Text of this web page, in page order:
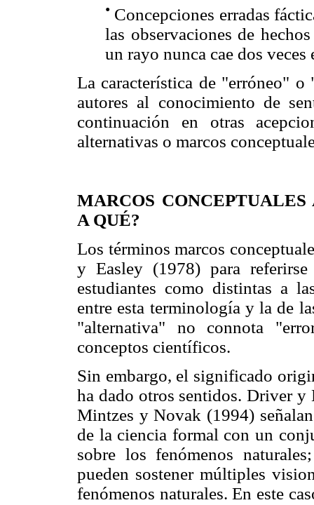
• Concepciones erradas
las observaciones de
un rayo nunca cae dos
La característica de "erróneo"
autores al conocimiento de
continuación en otras
alternativas o marcos
MARCOS
A QUÉ?
Los términos marcos
y Easley (1978) para
estudiantes como distintas a
entre esta terminología y la de
"alternativa" no connota
conceptos científicos.
Sin embargo, el significado
ha dado otros sentidos. Driver y
Mintzes y Novak (1994)
de la ciencia formal con un
sobre los fenómenos
pueden sostener múltiples
fenómenos naturales. En este